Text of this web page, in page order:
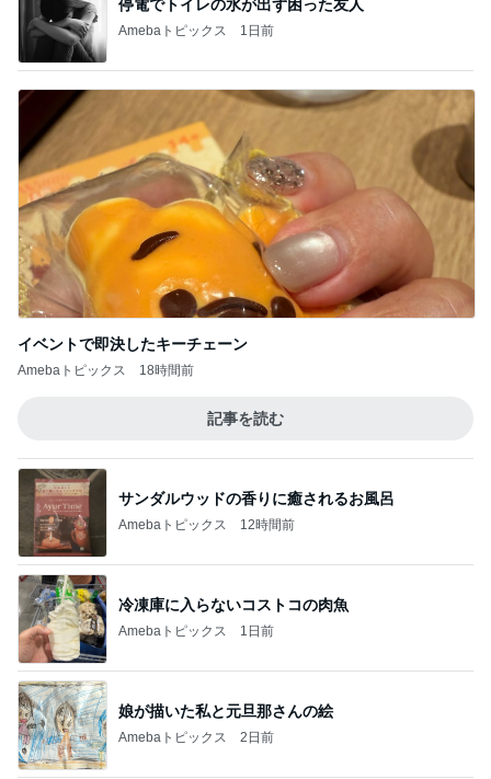
停電でトイレの水が出ず困った友人
Amebaトピックス 1日前
イベントで即決したキーチェーン
Amebaトピックス 18時間前
記事を読む
サンダルウッドの香りに癒されるお風呂
Amebaトピックス 12時間前
冷凍庫に入らないコストコの肉魚
Amebaトピックス 1日前
娘が描いた私と元旦那さんの絵
Amebaトピックス 2日前